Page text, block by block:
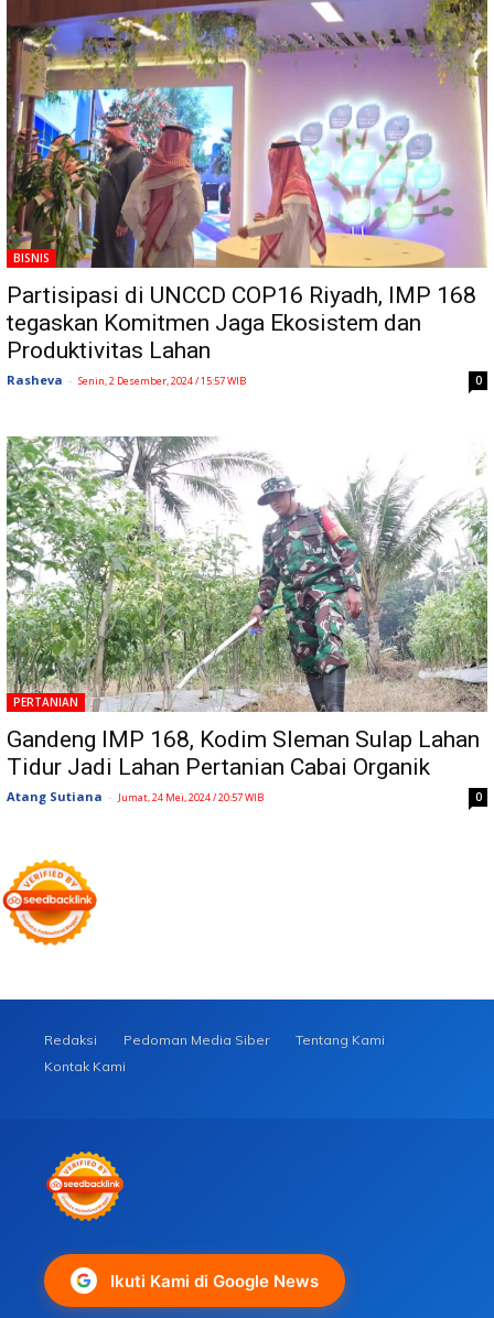
BISNIS
Partisipasi di UNCCD COP16 Riyadh, IMP 168
tegaskan Komitmen Jaga Ekosistem dan
Produktivitas Lahan
Rasheva - Senin, 2 Desember, 2024 / 15:57 WIB 0
PERTANIAN
Gandeng IMP 168, Kodim Sleman Sulap Lahan
Tidur Jadi Lahan Pertanian Cabai Organik
Atang Sutiana - Jumat, 24 Mei, 2024 / 20:57 WIB 0
Redaksi Pedoman Media Siber
Tentang Kami
Kontak Kami
Ikuti Kami di Google News